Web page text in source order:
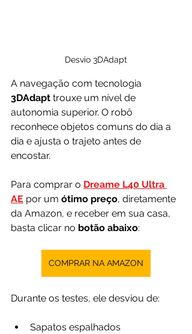
Desvio 3DAdapt
A navegação com tecnologia
3DAdapt trouxe um nível de
autonomia superior. O robô
reconhece objetos comuns do dia a
dia e ajusta o trajeto antes de
encostar.
Para comprar o Dreame L40 Ultra
AE por um ótimo preço, diretamente
da Amazon, e receber em sua casa,
basta clicar no botão abaixo:
COMPRAR NA AMAZON
Durante os testes, ele desviou de:
Sapatos espalhados